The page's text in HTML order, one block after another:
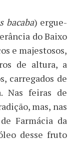
bacaba) ergue-
do Baixo
e majestosos,
de altura, a
carregados de
Nas feiras de
mas, nas
Farmácia da
desse fruto